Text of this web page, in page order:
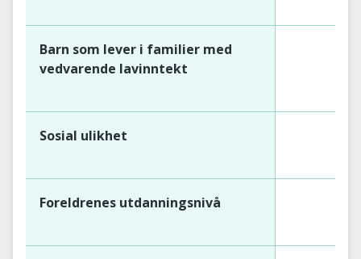
Barn som lever i familier med
vedvarende lavinntekt
Sosial ulikhet
Foreldrenes utdanningsnivå